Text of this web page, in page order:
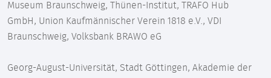
Museum Braunschweig, Thünen-Institut, TRAFO Hub
GmbH, Union Kaufmännischer Verein 1818 e.V., VDI
Braunschweig, Volksbank BRAWO eG
Georg-August-Universität, Stadt Göttingen, Akademie der